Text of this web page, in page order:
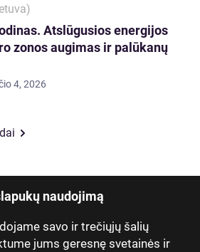
naudojimą
savo ir trečiųjų šalių
jums geresnę svetainės ir
Atslūgusios energijos
zonos augimas ir palūkanų
4, 2026